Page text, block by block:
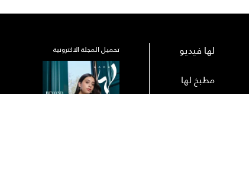
لها فيديو
مطبخ لها
تحميل المجلة الاكترونية